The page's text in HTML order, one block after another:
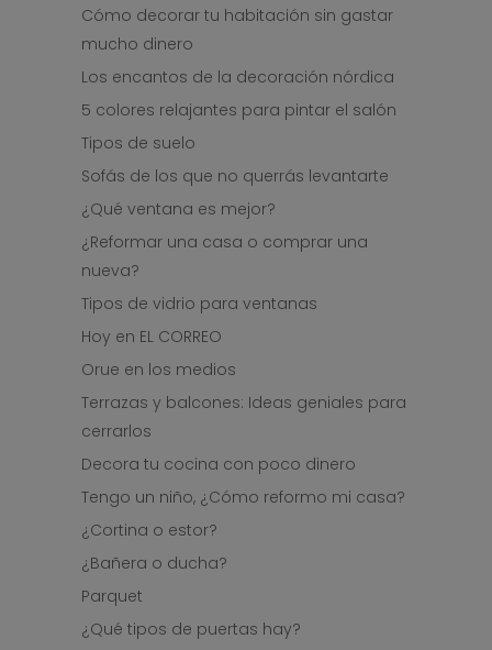
Cómo decorar tu habitación sin gastar
mucho dinero
Los encantos de la decoración nórdica
5 colores relajantes para pintar el salón
Tipos de suelo
Sofás de los que no querrás levantarte
¿Qué ventana es mejor?
¿Reformar una casa o comprar una
nueva?
Tipos de vidrio para ventanas
Hoy en EL CORREO
Orue en los medios
Terrazas y balcones: Ideas geniales para
cerrarlos
Decora tu cocina con poco dinero
Tengo un niño, ¿Cómo reformo mi casa?
¿Cortina o estor?
¿Bañera o ducha?
Parquet
¿Qué tipos de puertas hay?